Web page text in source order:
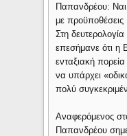
Παπανδρέου: Ναι
με προϋποθέσεις
Στη
επεσήμανε ότι η
ενταξιακή
να υπάρχει
πολύ
Αναφερόμενος
Παπανδρέου